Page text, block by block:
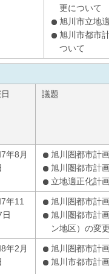
更について
旭川市立地
旭川市都市
ついて
議題
年8月
旭川圏都市計
旭川圏都市計
立地適正化計
年11
日
旭川圏都市計
旭川圏都市計
ン地区）の変
年2月
旭川圏都市計
旭川市都市計